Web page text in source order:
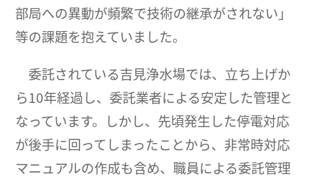
部局への異動が頻繁で技術の継承がされない」
等の課題を抱えていました。
委託されている吉見浄水場では、立ち上げか
ら10年経過し、委託業者による安定した管理と
なっています。しかし、先頃発生した停電対応
が後手に回ってしまったことから、非常時対応
マニュアルの作成も含め、職員による委託管理